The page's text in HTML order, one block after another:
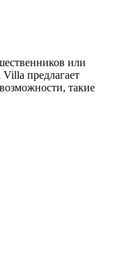
или
предлагает
такие